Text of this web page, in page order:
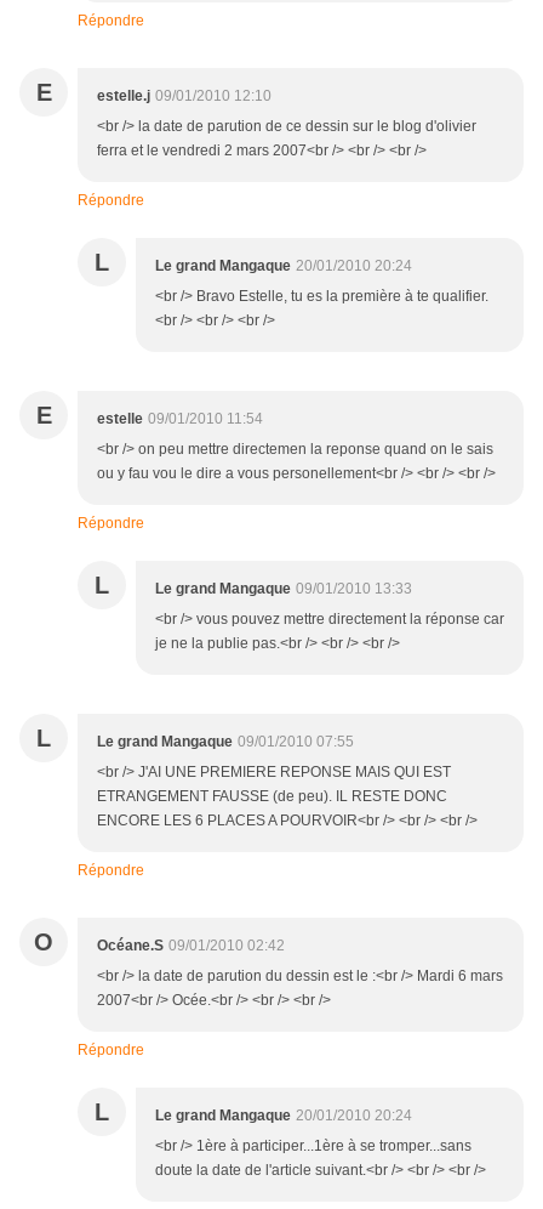
Répondre
E estelle.j 09/01/2010 12:10
<br /> la date de parution de ce dessin sur le blog d'olivier
ferra et le vendredi 2 mars 2007<br /> <br /> <br />
Répondre
L Le grand Mangaque 20/01/2010 20:24
<br /> Bravo Estelle, tu es la première à te qualifier.
<br /> <br /> <br />
E estelle 09/01/2010 11:54
<br /> on peu mettre directemen la reponse quand on le sais
ou y fau vou le dire a vous personellement<br /> <br /> <br />
Répondre
L Le grand Mangaque 09/01/2010 13:33
<br /> vous pouvez mettre directement la réponse car
je ne la publie pas.<br /> <br /> <br />
L Le grand Mangaque 09/01/2010 07:55
<br /> J'AI UNE PREMIERE REPONSE MAIS QUI EST
ETRANGEMENT FAUSSE (de peu). IL RESTE DONC
ENCORE LES 6 PLACES A POURVOIR<br /> <br /> <br />
Répondre
O Océane.S 09/01/2010 02:42
<br /> la date de parution du dessin est le :<br /> Mardi 6 mars
2007<br /> Océe.<br /> <br /> <br />
Répondre
L Le grand Mangaque 20/01/2010 20:24
<br /> 1ère à participer...1ère à se tromper...sans
doute la date de l'article suivant.<br /> <br /> <br />